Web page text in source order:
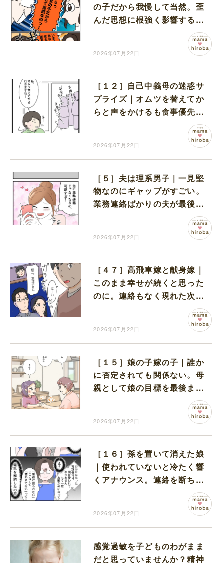
の子だから我慢して当然。歪
んだ思想に根強く影響する義
姉の生い立ちという名の傷
2026年07月22日
［１２］自己中義母の迷惑サ
プライズ｜オムツを替えてか
らと声をかけるも食事優先の
義家族には何も聞こえない
2026年07月22日
［５］夫は理系男子｜一見堅
物なのにギャップがすごい。
業務連絡ばかりの夫が最後に
送ってきた一文にニヤける
2026年07月22日
［４７］高飛車嫁と献身嫁｜
このまま幸せが続くと思った
のに。連絡もなく現れた次男
2026年07月22日
［１５］娘の子嫁の子｜誰か
に否定されても関係ない。母
親として娘の目標を最後まで
2026年07月22日
［１６］孫を置いて消えた娘
｜使われていないと冷たく響
くアナウンス。連絡を断ち切
2026年07月22日
感覚過敏を子どものわがまま
だと思っていませんか？精神